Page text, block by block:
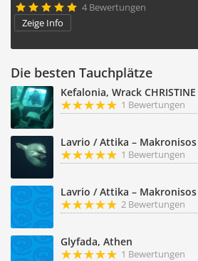
     4 Bewertungen
Zeige Info
Die besten Tauchplätze
Kefalonia, Wrack CHRISTINE
1 Bewertungen
Lavrio / Attika – Makronisos
1 Bewertungen
Lavrio / Attika –
2 Bewertungen
Glyfada, Athen
1 Bewertungen